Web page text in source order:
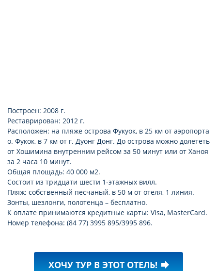
Построен: 2008 г.
Реставрирован: 2012 г.
Расположен: на пляже острова Фукуок, в 25 км от аэропорта
о. Фукок, в 7 км от г. Дуонг Донг. До острова можно долететь
от Хошимина внутренним рейсом за 50 минут или от Ханоя
за 2 часа 10 минут.
Общая площадь: 40 000 м2.
Состоит из тридцати шести 1-этажных вилл.
Пляж: собственный песчаный, в 50 м от отеля, 1 линия.
Зонты, шезлонги, полотенца – бесплатно.
К оплате принимаются кредитные карты: Visa, MasterCard.
Номер телефона: (84 77) 3995 895/3995 896.
ХОЧУ ТУР В ЭТОТ ОТЕЛЬ! forward